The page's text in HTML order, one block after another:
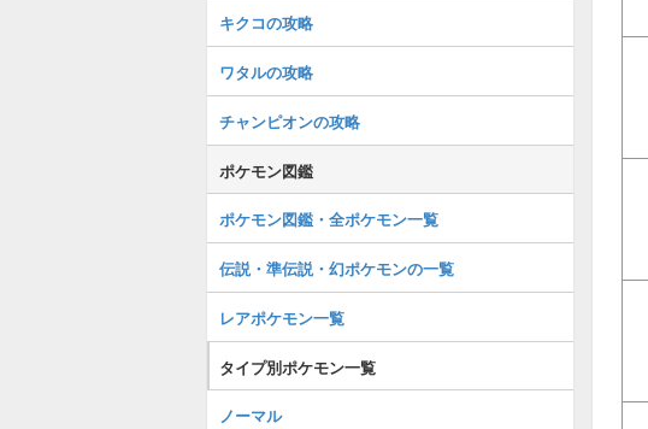
キクコの攻略
ワタルの攻略
チャンピオンの攻略
ポケモン図鑑
ポケモン図鑑・全ポケモン一覧
伝説・準伝説・幻ポケモンの一覧
レアポケモン一覧
タイプ別ポケモン一覧
ノーマル